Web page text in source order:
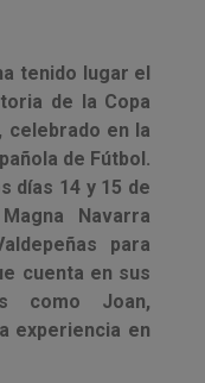
tenido lugar el
de la Copa
celebrado en la
de Fútbol.
días 14 y 15 de
Navarra
para
cuenta en sus
como Joan,
experiencia en